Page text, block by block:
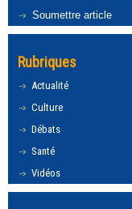
Soumettre article
Rubriques
Actualité
Culture
Débats
Santé
Vidéos